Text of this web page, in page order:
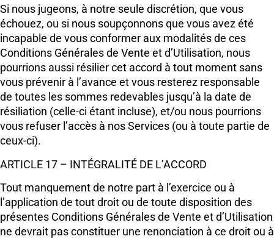
Si nous jugeons, à notre seule discrétion, que vous
échouez, ou si nous soupçonnons que vous avez été
incapable de vous conformer aux modalités de ces
Conditions Générales de Vente et d’Utilisation, nous
pourrions aussi résilier cet accord à tout moment sans
vous prévenir à l’avance et vous resterez responsable
de toutes les sommes redevables jusqu’à la date de
résiliation (celle-ci étant incluse), et/ou nous pourrions
vous refuser l’accès à nos Services (ou à toute partie de
ceux-ci).
ARTICLE 17 – INTÉGRALITÉ DE L’ACCORD
Tout manquement de notre part à l’exercice ou à
l’application de tout droit ou de toute disposition des
présentes Conditions Générales de Vente et d’Utilisation
ne devrait pas constituer une renonciation à ce droit ou à